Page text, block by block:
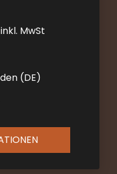
MwSt
(DE)